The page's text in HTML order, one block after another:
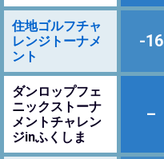
住地ゴルフチャ
レンジトーナメ
ント
-16
ダンロップフェ
ニックストーナ
メントチャレン
ジinふくしま
–